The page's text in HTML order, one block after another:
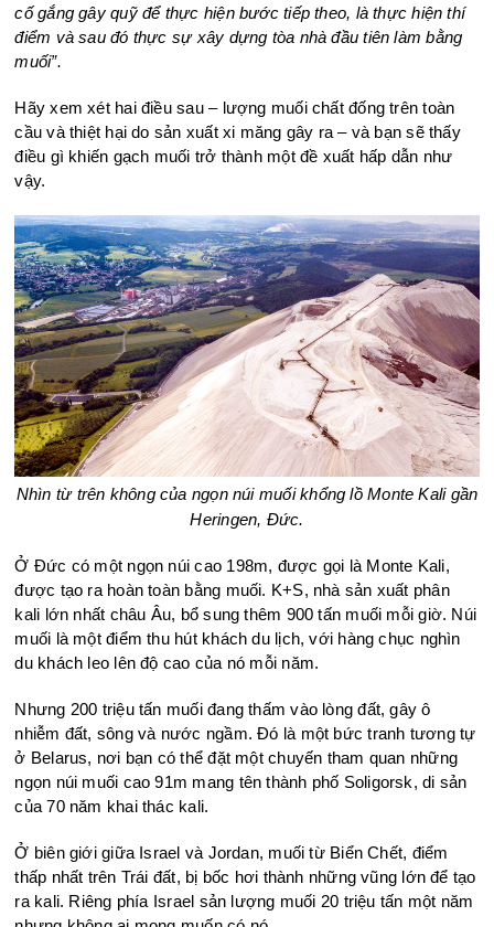
cố gắng gây quỹ để thực hiện bước tiếp theo, là thực hiện thí
điểm và sau đó thực sự xây dựng tòa nhà đầu tiên làm bằng
muối”.
Hãy xem xét hai điều sau – lượng muối chất đống trên toàn
cầu và thiệt hại do sản xuất xi măng gây ra – và bạn sẽ thấy
điều gì khiến gạch muối trở thành một đề xuất hấp dẫn như
vậy.
Nhìn từ trên không của ngọn núi muối khổng lồ Monte Kali gần
Heringen, Đức.
Ở Đức có một ngọn núi cao 198m, được gọi là Monte Kali,
được tạo ra hoàn toàn bằng muối. K+S, nhà sản xuất phân
kali lớn nhất châu Âu, bổ sung thêm 900 tấn muối mỗi giờ. Núi
muối là một điểm thu hút khách du lịch, với hàng chục nghìn
du khách leo lên độ cao của nó mỗi năm.
Nhưng 200 triệu tấn muối đang thấm vào lòng đất, gây ô
nhiễm đất, sông và nước ngầm. Đó là một bức tranh tương tự
ở Belarus, nơi bạn có thể đặt một chuyến tham quan những
ngọn núi muối cao 91m mang tên thành phố Soligorsk, di sản
của 70 năm khai thác kali.
Ở biên giới giữa Israel và Jordan, muối từ Biển Chết, điểm
thấp nhất trên Trái đất, bị bốc hơi thành những vũng lớn để tạo
ra kali. Riêng phía Israel sản lượng muối 20 triệu tấn một năm